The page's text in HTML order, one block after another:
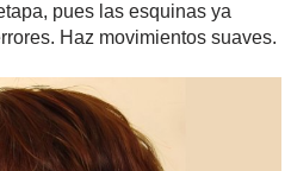
pues las esquinas ya
Haz movimientos suaves.